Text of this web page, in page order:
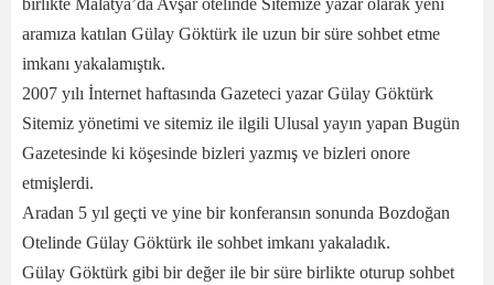
birlikte Malatya’da Avşar otelinde Sitemize yazar olarak yeni
aramıza katılan Gülay Göktürk ile uzun bir süre sohbet etme
imkanı yakalamıştık.
2007 yılı İnternet haftasında Gazeteci yazar Gülay Göktürk
Sitemiz yönetimi ve sitemiz ile ilgili Ulusal yayın yapan Bugün
Gazetesinde ki köşesinde bizleri yazmış ve bizleri onore
etmişlerdi.
Aradan 5 yıl geçti ve yine bir konferansın sonunda Bozdoğan
Otelinde Gülay Göktürk ile sohbet imkanı yakaladık.
Gülay Göktürk gibi bir değer ile bir süre birlikte oturup sohbet